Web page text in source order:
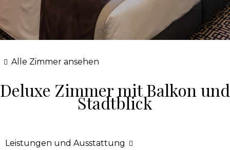
Alle Zimmer ansehen
Deluxe Zimmer mit Balkon und
Stadtblick
Leistungen und Ausstattung